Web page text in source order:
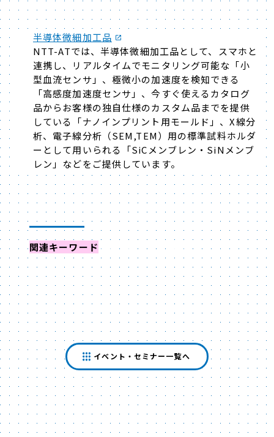
半導体微細加工品
NTT-ATでは、半導体微細加工品として、スマホと
連携し、リアルタイムでモニタリング可能な「小
型血流センサ」、極微小の加速度を検知できる
「高感度加速度センサ」、今すぐ使えるカタログ
品からお客様の独自仕様のカスタム品までを提供
している「ナノインプリント用モールド」、X線分
析、電子線分析（SEM,TEM）用の標準試料ホルダ
ーとして用いられる「SiCメンブレン・SiNメンブ
レン」などをご提供しています。
関連キーワード からイベントを探す
イベント・セミナー一覧へ